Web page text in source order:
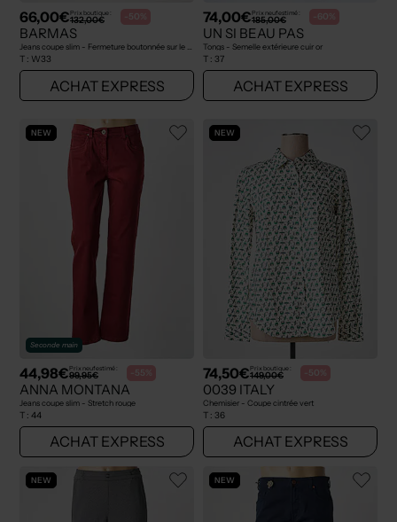
66,00€Prix boutique :
132,00€ -50%
BARMAS
T : W33
ACHAT EXPRESS
74,00€Prix neuf estimé :
185,00€ -60%
UN SI BEAU PAS
Tongs - Semelle extérieure cuir or
T : 37
ACHAT EXPRESS
NEW
Seconde main
44,98€Prix neuf estimé :
99,95€ -55%
ANNA MONTANA
Jeans coupe slim - Stretch rouge
T : 44
ACHAT EXPRESS
NEW
74,50€Prix boutique :
149,00€ -50%
0039 ITALY
Chemisier - Coupe cintrée vert
T : 36
ACHAT EXPRESS
NEW NEW